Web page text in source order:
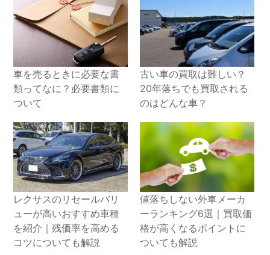
車を売るときに必要な書
類ってなに？必要書類に
ついて
古い車の買取は難しい？
20年落ちでも買取される
のはどんな車？
レクサスのリセールバリ
ューが高いおすすめ車種
を紹介｜残価率を高める
コツについても解説
値落ちしない外車メーカ
ーランキング6選｜買取価
格が高くなるポイントに
ついても解説